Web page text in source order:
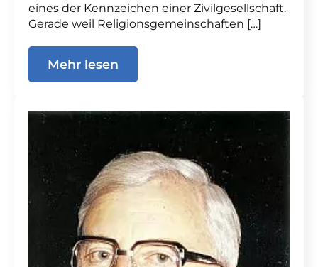
eines der Kennzeichen einer Zivilgesellschaft.
Gerade weil Religionsgemeinschaften […]
Mehr lesen